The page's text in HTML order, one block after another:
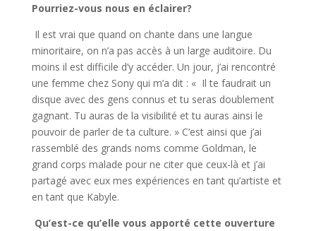
Pourriez-vous nous en éclairer?
Il est vrai que quand on chante dans une langue
minoritaire, on n’a pas accès à un large auditoire. Du
moins il est difficile d’y accéder. Un jour, j’ai rencontré
une femme chez Sony qui m’a dit : « Il te faudrait un
disque avec des gens connus et tu seras doublement
gagnant. Tu auras de la visibilité et tu auras ainsi le
pouvoir de parler de ta culture. » C’est ainsi que j’ai
rassemblé des grands noms comme Goldman, le
grand corps malade pour ne citer que ceux-là et j’ai
partagé avec eux mes expériences en tant qu’artiste et
en tant que Kabyle.
Qu’est-ce qu’elle vous apporté cette ouverture